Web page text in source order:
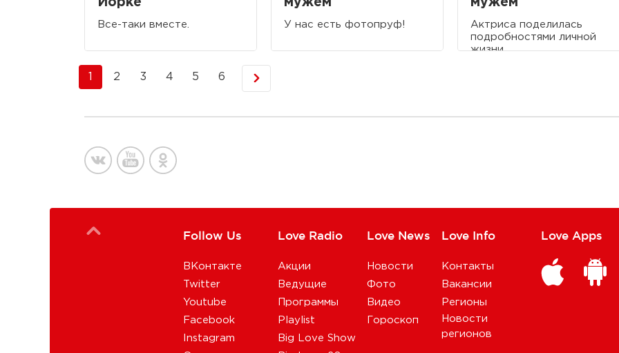
Йорке
Все-таки вместе.
мужем
У нас есть фотопруф!
мужем
Актриса поделилась
подробностями личной
жизни.
2 3 4 5 6
Follow Us
ВКонтакте
Twitter
Youtube
Facebook
Instagram
Love Radio
Акции
Ведущие
Программы
Playlist
Big Love Show
Love News
Новости
Фото
Видео
Гороскоп
Love Info
Контакты
Вакансии
Регионы
Новости
регионов
Love Apps